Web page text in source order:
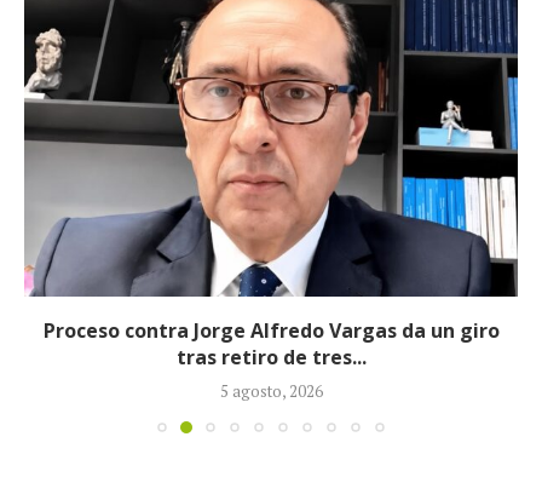
Proceso contra Jorge Alfredo Vargas da un giro
tras retiro de tres...
5 agosto, 2026